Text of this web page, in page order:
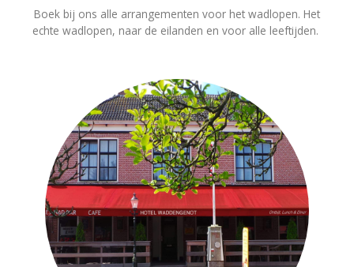
Boek bij ons alle arrangementen voor het wadlopen. Het
echte wadlopen, naar de eilanden en voor alle leeftijden.